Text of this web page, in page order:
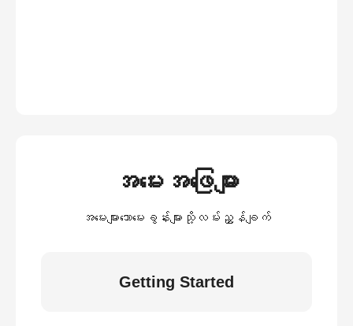
အမေးအဖြေများ
အမေးများသောမေးခွန်းများသို့လမ်းညွှန်ချက်
Getting Started